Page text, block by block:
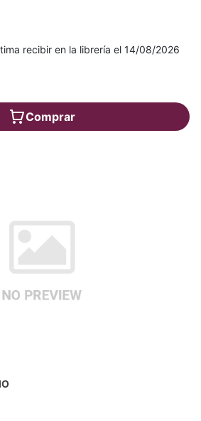
recibir en la librería el 14/08/2026
Comprar